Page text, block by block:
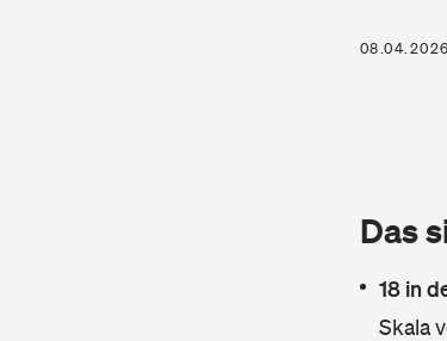
08.04.2026
Das
18 in
Skala